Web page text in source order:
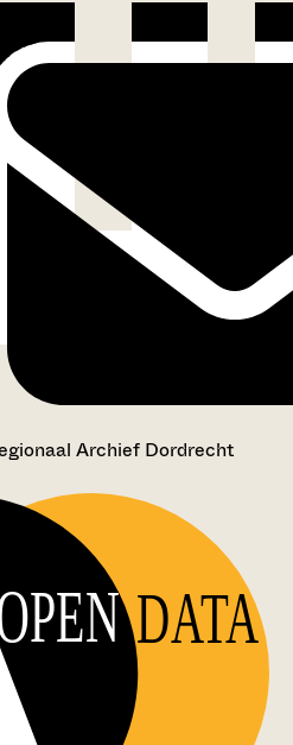
Archief Dordrecht
DATA